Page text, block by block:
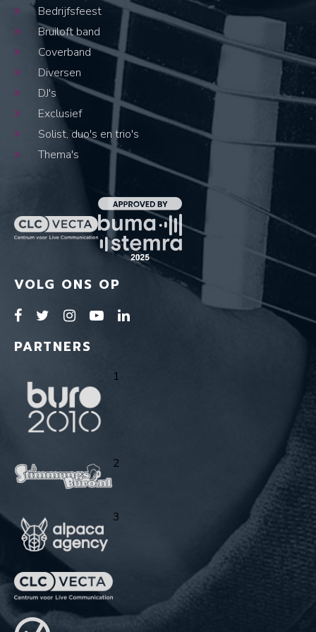
Bedrijfsfeest
Bruiloft band
Coverband
Diversen
DJ's
Exclusief
Solist, duo's en trio's
Thema's
VOLG ONS OP
PARTNERS
1
2
3